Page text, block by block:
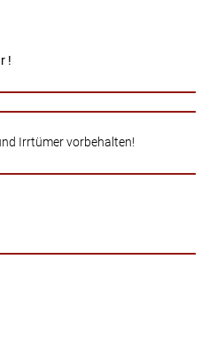
!
Irrtümer vorbehalten!